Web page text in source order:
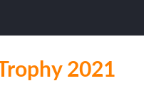
2021